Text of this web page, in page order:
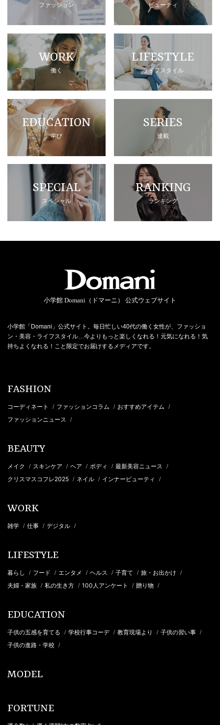
ファッション ビューティ
WORK
働く
LIFESTYLE
ライフスタイル
EDUCATION
学び
SERIES
連載
SPECIAL
スペシャル
RANKING
ランキング
小学館 Domani（ドマーニ） 公式ウェブサイト
小学館「Domani」公式サイト。毎日忙しい40代の働く女性が、ファッショ
ン・美容・ライフスタイル…今よりもっと楽しくなれる！元気になれる！気
持ちよくなれる！こと限定でお届けするメディアです。
FASHION
コーディネート / ファッションコラム / おすすめアイテム /
ファッションニュース /
BEAUTY
メイク / スキンケア / ヘア / ボディ / 最新美容ニュース /
クリスマスコフレ2025 / ネイル / インナービューティ /
WORK
雑学 / 仕事 / デジタル /
LIFESTYLE
暮らし / フード / エンタメ / ヘルス / 子育て / 旅・お出かけ /
夫婦・家族 / 私の生き方 / 100人アンケート / 贈り物 /
EDUCATION
子供の五感を育てる / 学校行事コーデ / 教育現場より / 子供の習い事 /
子供の進路・学校 /
MODEL
FORTUNE